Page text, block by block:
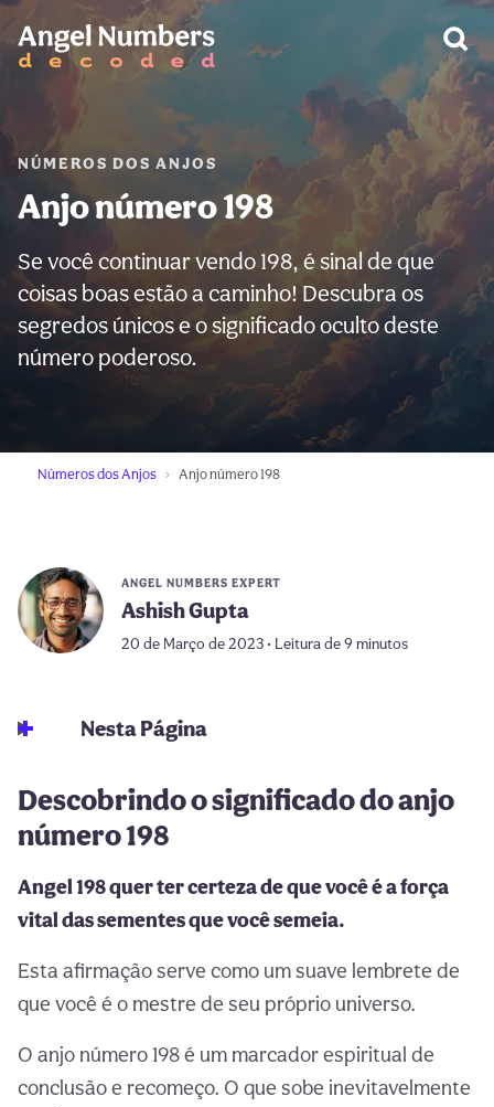
NÚMEROS DOS ANJOS
Anjo número 198
Se você continuar vendo 198, é sinal de que
coisas boas estão a caminho! Descubra os
segredos únicos e o significado oculto deste
número poderoso.
Números dos Anjos Anjo número 198
ANGEL NUMBERS EXPERT
Ashish Gupta
20 de Março de 2023 • Leitura de 9 minutos
Nesta Página
Descobrindo o significado do anjo
número 198
Angel 198 quer ter certeza de que você é a força
vital das sementes que você semeia.
Esta afirmação serve como um suave lembrete de
que você é o mestre de seu próprio universo.
O anjo número 198 é um marcador espiritual de
conclusão e recomeço. O que sobe inevitavelmente
AVISO: